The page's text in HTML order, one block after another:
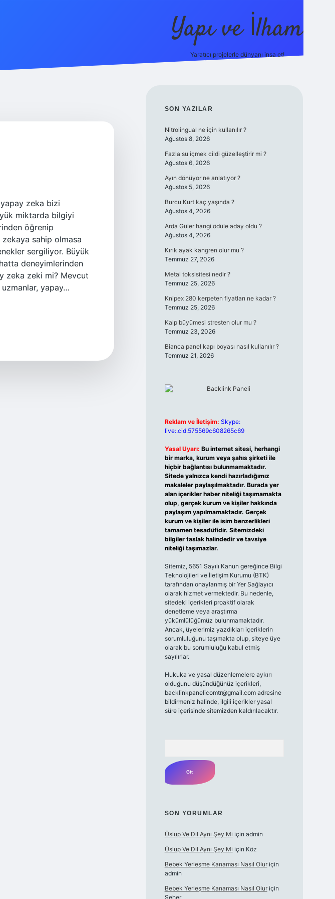
Yapı ve İlham
Yaratıcı projelerle dünyanı inşa et!
yapay zeka bizi
miktarda bilgiyi
öğrenip
zekaya sahip olmasa
sergiliyor. Büyük
deneyimlerinden
zeka zeki mi? Mevcut
uzmanlar, yapay…
SIDEBAR
SON YAZILAR
Nitrolingual ne için kullanılır ?
Ağustos 8, 2026
Fazla su içmek cildi güzelleştirir mi ?
Ağustos 6, 2026
Ayın dönüyor ne anlatıyor ?
Ağustos 5, 2026
Burcu Kurt kaç yaşında ?
Ağustos 4, 2026
Arda Güler hangi ödüle aday oldu ?
Ağustos 4, 2026
Kırık ayak kangren olur mu ?
Temmuz 27, 2026
Metal toksisitesi nedir ?
Temmuz 25, 2026
Knipex 280 kerpeten fiyatları ne kadar ?
Temmuz 25, 2026
Kalp büyümesi stresten olur mu ?
Temmuz 23, 2026
Bianca panel kapı boyası nasıl kullanılır ?
Temmuz 21, 2026
Reklam ve İletişim: Skype:
live:.cid.575569c608265c69
Yasal Uyarı: Bu internet sitesi, herhangi
bir marka, kurum veya şahıs şirketi ile
hiçbir bağlantısı bulunmamaktadır.
Sitede yalnızca kendi hazırladığımız
makaleler paylaşılmaktadır. Burada yer
alan içerikler haber niteliği taşımamakta
olup, gerçek kurum ve kişiler hakkında
paylaşım yapılmamaktadır. Gerçek
kurum ve kişiler ile isim benzerlikleri
tamamen tesadüfidir. Sitemizdeki
bilgiler taslak halindedir ve tavsiye
niteliği taşımazlar.
Sitemiz, 5651 Sayılı Kanun gereğince Bilgi
Teknolojileri ve İletişim Kurumu (BTK)
tarafından onaylanmış bir Yer Sağlayıcı
olarak hizmet vermektedir. Bu nedenle,
sitedeki içerikleri proaktif olarak
denetleme veya araştırma
yükümlülüğümüz bulunmamaktadır.
Ancak, üyelerimiz yazdıkları içeriklerin
sorumluluğunu taşımakta olup, siteye üye
olarak bu sorumluluğu kabul etmiş
sayılırlar.
Hukuka ve yasal düzenlemelere aykırı
olduğunu düşündüğünüz içerikleri,
backlinkpanelicomtr@gmail.comadresine
bildirmeniz halinde, ilgili içerikler yasal
süre içerisinde sitemizden kaldırılacaktır.
SON YORUMLAR
Üslup Ve Dil Aynı Şey Mi için admin
Üslup Ve Dil Aynı Şey Mi için Köz
Bebek Yerleşme Kanaması Nasıl Oluriçin
admin
Bebek Yerleşme Kanaması Nasıl Oluriçin
Seher